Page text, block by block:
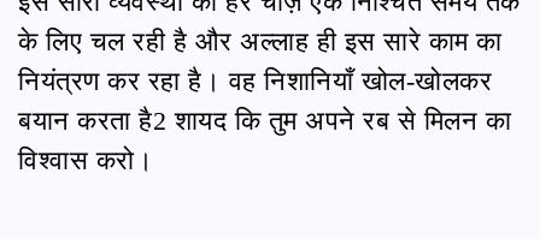
के लिए चल रही है और अल्लाह ही इस सारे काम का
नियंत्रण कर रहा है। वह निशानियाँ खोल-खोलकर
बयान करता है2 शायद कि तुम अपने रब से मिलन का
विश्वास करो।